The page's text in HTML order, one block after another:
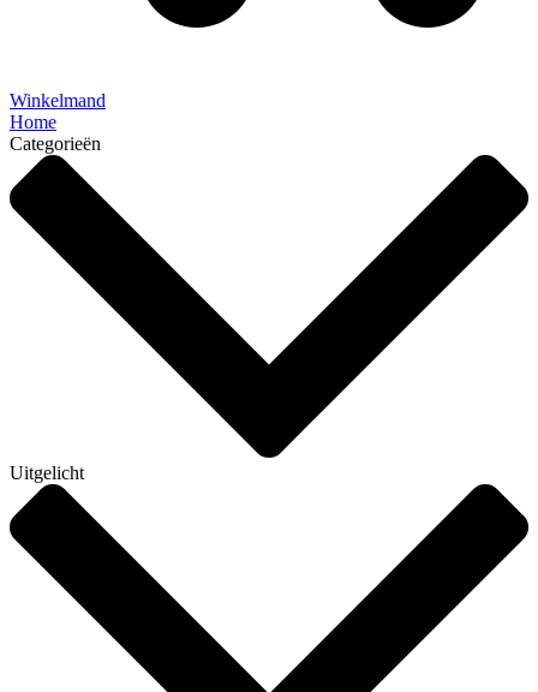
Winkelmand
Home
Categorieën
Uitgelicht